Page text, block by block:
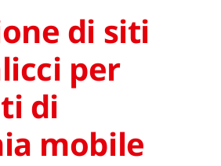
di siti
per
di
mobile